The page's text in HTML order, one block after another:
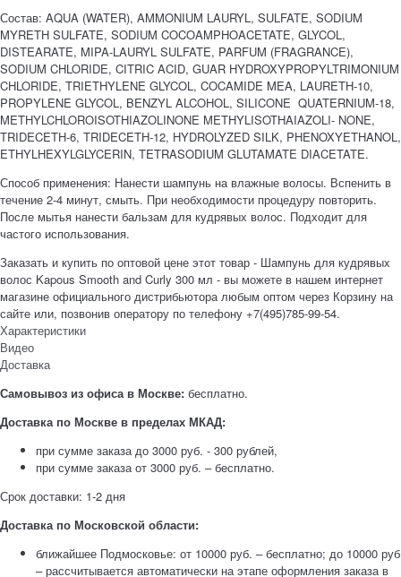
Состав: AQUA (WATER), AMMONIUM LAURYL, SULFATE, SODIUM
MYRETH SULFATE, SODIUM COCOAMPHOACETATE, GLYCOL,
DISTEARATE, MIPA-LAURYL SULFATE, PARFUM (FRAGRANCE),
SODIUM CHLORIDE, CITRIC ACID, GUAR HYDROXYPROPYLTRIMONIUM
CHLORIDE, TRIETHYLENE GLYCOL, COCAMIDE MEA, LAURETH-10,
PROPYLENE GLYCOL, BENZYL ALCOHOL, SILICONE QUATERNIUM-18,
METHYLCHLOROISOTHIAZOLINONE METHYLISOTHAIAZOLI- NONE,
TRIDECETH-6, TRIDECETH-12, HYDROLYZED SILK, PHENOXYETHANOL,
ETHYLHEXYLGLYCERIN, TETRASODIUM GLUTAMATE DIACETATE.
Способ применения: Нанести шампунь на влажные волосы. Вспенить в
течение 2-4 минут, смыть. При необходимости процедуру повторить.
После мытья нанести бальзам для кудрявых волос. Подходит для
частого использования.
Заказать и купить по оптовой цене этот товар - Шампунь для кудрявых
волос Kapous Smooth and Curly 300 мл - вы можете в нашем интернет
магазине официального дистрибьютора любым оптом через Корзину на
сайте или, позвонив оператору по телефону +7(495)785-99-54.
Характеристики
Видео
Доставка
Самовывоз из офиса в Москве: бесплатно.
Доставка по Москве в пределах МКАД:
при сумме заказа до 3000 руб. - 300 рублей,
при сумме заказа от 3000 руб. – бесплатно.
Срок доставки: 1-2 дня
Доставка по Московской области:
ближайшее Подмосковье: от 10000 руб. – бесплатно; до 10000 руб
– рассчитывается автоматически на этапе оформления заказа в